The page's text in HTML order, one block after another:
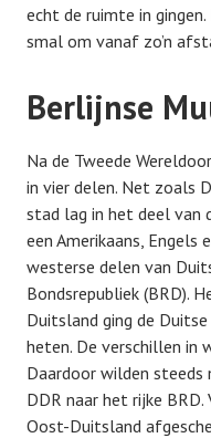
echt de ruimte in
smal om vanaf zo’n
Berlijnse
Na de Tweede
in vier delen. Net zoals
stad lag in het deel van
een Amerikaans, Engels
westerse delen van
Bondsrepubliek (BRD).
Duitsland ging de
heten. De verschillen in
Daardoor wilden steeds
DDR naar het rijke
Oost-Duitsland